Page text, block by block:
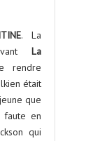
. La
La
rendre
était
que
faute en
qui